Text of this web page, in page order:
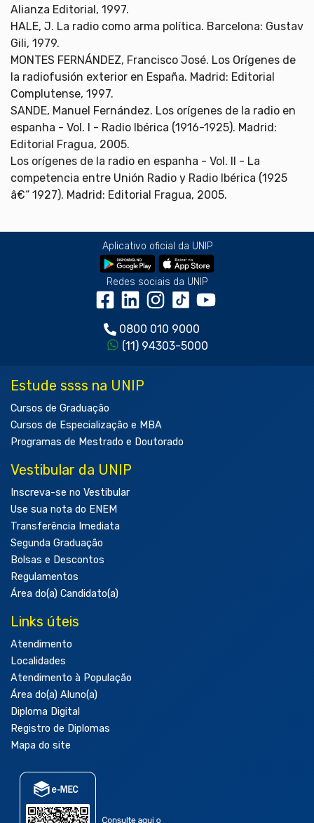
Alianza Editorial, 1997.
HALE, J. La radio como arma política. Barcelona: Gustav
Gili, 1979.
MONTES FERNÁNDEZ, Francisco José. Los Orígenes de
la radiofusión exterior en España. Madrid: Editorial
Complutense, 1997.
SANDE, Manuel Fernández. Los orígenes de la radio en
espanha - Vol. I - Radio Ibérica (1916-1925). Madrid:
Editorial Fragua, 2005.
Los orígenes de la radio en espanha - Vol. II - La
competencia entre Unión Radio y Radio Ibérica (1925
â€“ 1927). Madrid: Editorial Fragua, 2005.
Aplicativo oficial da UNIP
Redes sociais da UNIP
0800 010 9000
(11) 94303-5000
Estude ssss na UNIP
Cursos de Graduação
Cursos de Especialização e MBA
Programas de Mestrado e Doutorado
Vestibular da UNIP
Inscreva-se no Vestibular
Use sua nota do ENEM
Transferência Imediata
Segunda Graduação
Bolsas e Descontos
Regulamentos
Área do(a) Candidato(a)
Links úteis
Atendimento
Localidades
Atendimento à População
Área do(a) Aluno(a)
Diploma Digital
Registro de Diplomas
Mapa do site